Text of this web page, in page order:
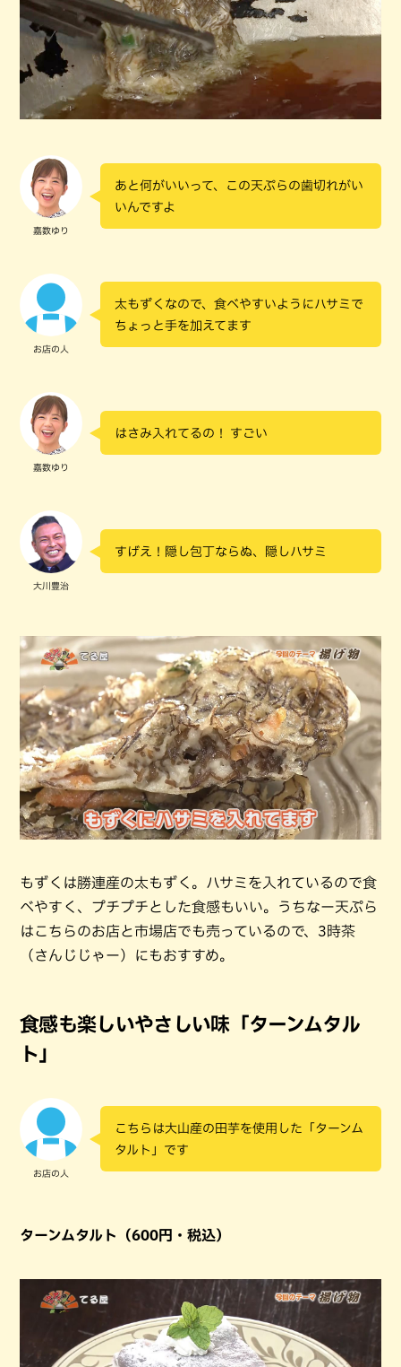
嘉数ゆり
あと何がいいって、この天ぷらの歯切れがい
いんですよ
お店の人
太もずくなので、食べやすいようにハサミで
ちょっと手を加えてます
嘉数ゆり
はさみ入れてるの！ すごい
大川豊治
すげえ！隠し包丁ならぬ、隠しハサミ
もずくは勝連産の太もずく。ハサミを入れているので食
べやすく、プチプチとした食感もいい。うちなー天ぷら
はこちらのお店と市場店でも売っているので、3時茶
（さんじじゃー）にもおすすめ。
食感も楽しいやさしい味「ターンムタル
ト」
お店の人
こちらは大山産の田芋を使用した「ターンム
タルト」です
ターンムタルト（600円・税込）